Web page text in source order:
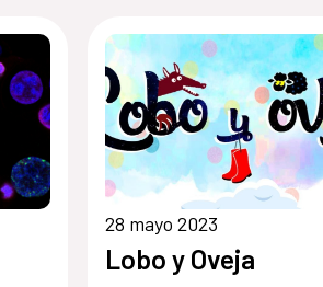
28 mayo 2023
Lobo y Oveja